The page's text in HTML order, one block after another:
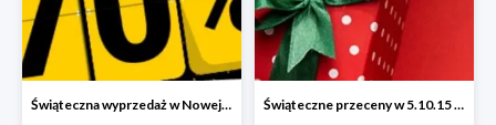
Świąteczna wyprzedaż w Nowej Erze - National Geographic Learning -70% Świąteczne przeceny w 5.10.15 - wszystkie ubrania -60%